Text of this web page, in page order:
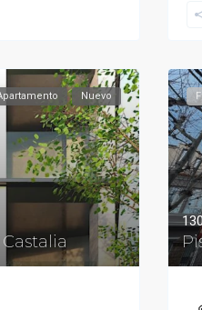
Nuevo